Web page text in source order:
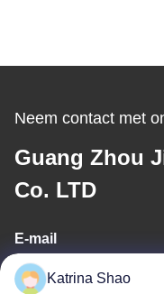
Neem contact met
Guang Zhou
Co. LTD
E-mail
Katrina Shao